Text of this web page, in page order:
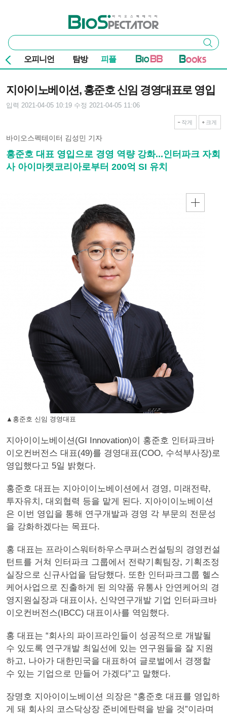
바이오스펙테이터
통
합
검
색
검색
오피니언 탐방 피플
지아이노베이션, 홍준호 신임 경영대표로 영입
입력 2021-04-05 10:19 수정 2021-04-05 11:06
작게 크게
바이오스펙테이터 김성민 기자
홍준호 대표 영입으로 경영 역량 강화...인터파크 자회
사 아이마켓코리아로부터 200억 SI 유치
▲홍준호 신임 경영대표
지아이이노베이션(GI Innovation)이 홍준호 인터파크바
이오컨버전스 대표(49)를 경영대표(COO, 수석부사장)로
영입했다고 5일 밝혔다.
홍준호 대표는 지아이이노베이션에서 경영, 미래전략,
투자유치, 대외협력 등을 맡게 된다. 지아이이노베이션
은 이번 영입을 통해 연구개발과 경영 각 부문의 전문성
을 강화하겠다는 목표다.
홍 대표는 프라이스워터하우스쿠퍼스컨설팅의 경영컨설
턴트를 거쳐 인터파크 그룹에서 전략기획팀장, 기획조정
실장으로 신규사업을 담당했다. 또한 인터파크그룹 헬스
케어사업으로 진출하게 된 의약품 유통사 안연케어의 경
영지원실장과 대표이사, 신약연구개발 기업 인터파크바
이오컨버전스(IBCC) 대표이사를 역임했다.
홍 대표는 “회사의 파이프라인들이 성공적으로 개발될
수 있도록 연구개발 최일선에 있는 연구원들을 잘 지원
하고, 나아가 대한민국을 대표하여 글로벌에서 경쟁할
수 있는 기업으로 만들어 가겠다”고 말했다.
장명호 지아이이노베이션 의장은 “홍준호 대표를 영입하
게 돼 회사의 코스닥상장 준비에탄력을 받을 것”이라며